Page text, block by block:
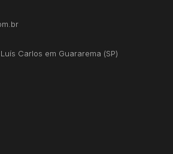
Carlos em Guararema (SP)